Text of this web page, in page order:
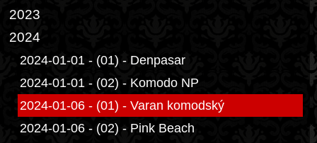
2023
2024
2024-01-01 - (01) - Denpasar
2024-01-01 - (02) - Komodo NP
2024-01-06 - (01) - Varan komodský
2024-01-06 - (02) - Pink Beach